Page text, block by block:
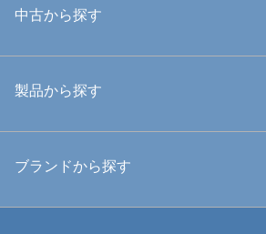
中古から探す
中古ハウジング
中古アームシステム
製品から探す
ハウジング
ブランドから探す